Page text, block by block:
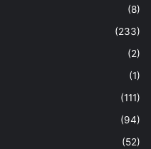
(8)
(233)
(2)
(1)
(111)
(94)
(52)